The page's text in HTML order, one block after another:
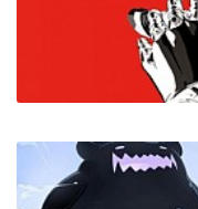
Running